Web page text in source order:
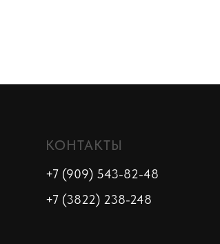
КОНТАКТЫ
+7 (909) 543-82-48
+7 (3822) 238-248